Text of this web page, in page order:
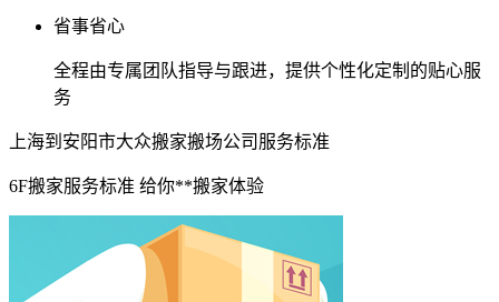
省事省心
全程由专属团队指导与跟进，提供个性化定制的贴心服
务
上海到安阳市大众搬家搬场公司服务标准
6F搬家服务标准 给你**搬家体验